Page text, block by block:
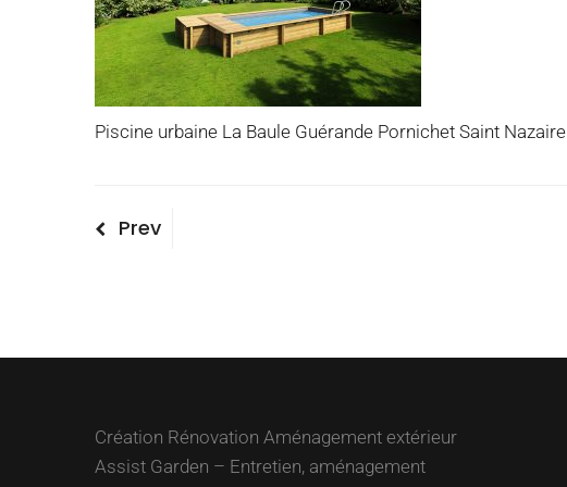
Piscine urbaine La Baule Guérande Pornichet Saint Nazaire
Navigation
Previous
Prev
Création Rénovation Aménagement extérieur
Assist Garden – Entretien, aménagement